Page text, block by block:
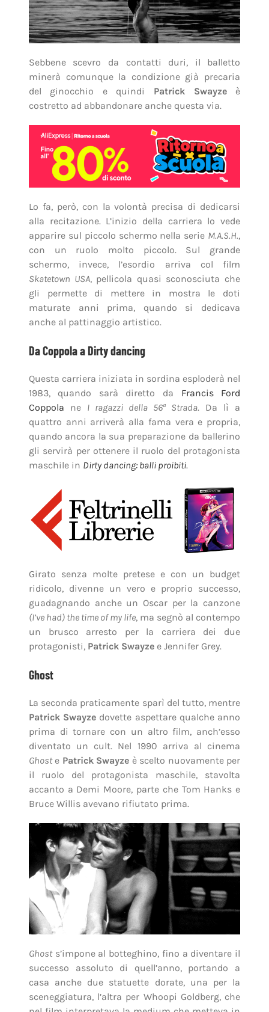
Sebbene scevro da contatti duri, il balletto
minerà comunque la condizione già precaria
del ginocchio e quindi Patrick Swayzeè
costretto ad abbandonare anche questa via.
Lo fa, però, con la volontà precisa di dedicarsi
alla recitazione. L’inizio della carriera lo vede
apparire sul piccolo schermo nella serie M.A.S.H.,
con un ruolo molto piccolo. Sul grande
schermo, invece, l’esordio arriva col film
Skatetown USA, pellicola quasi sconosciuta che
gli permette di mettere in mostra le doti
maturate anni prima, quando si dedicava
anche al pattinaggio artistico.
Da Coppola a Dirty dancing
Questa carriera iniziata in sordina esploderà nel
1983, quando sarà diretto da Francis Ford
Coppola ne I ragazzi della 56ª Strada. Da lì a
quattro anni arriverà alla fama vera e propria,
quando ancora la sua preparazione da ballerino
gli servirà per ottenere il ruolo del protagonista
maschile in Dirty dancing: balli proibiti.
Girato senza molte pretese e con un budget
ridicolo, divenne un vero e proprio successo,
guadagnando anche un Oscar per la canzone
(I’ve had) the time of my life, ma segnò al contempo
un brusco arresto per la carriera dei due
protagonisti, Patrick Swayzee Jennifer Grey.
Ghost
La seconda praticamente sparì del tutto, mentre
Patrick Swayze dovette aspettare qualche anno
prima di tornare con un altro film, anch’esso
diventato un cult. Nel 1990 arriva al cinema
Ghoste Patrick Swayze è scelto nuovamente per
il ruolo del protagonista maschile, stavolta
accanto a Demi Moore, parte che Tom Hanks e
Bruce Willis avevano rifiutato prima.
Ghosts’impone al botteghino, fino a diventare il
successo assoluto di quell’anno, portando a
casa anche due statuette dorate, una per la
sceneggiatura, l’altra per Whoopi Goldberg, che